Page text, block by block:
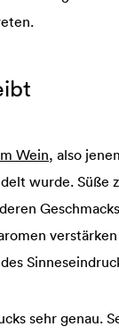
Wein, also
wurde. Süße
sehr genau.